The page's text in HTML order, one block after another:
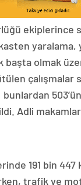
ekiplerince
yaralama,
başta olmak
çalışmalar
Adli
191 bin 447
trafik ve